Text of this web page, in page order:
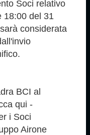
Soci relativo
18:00 del 31
considerata
BCI al
qui -
i Soci
Airone